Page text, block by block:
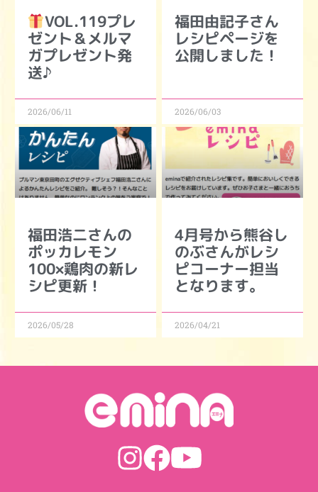
VOL.119プレ
ゼント＆メルマ
ガプレゼント発
送♪
2026/06/11
福田由記子さん
レシピページを
公開しました！
2026/06/03
福田浩二さんの
ポッカレモン
100×鶏肉の新レ
シピ更新！
2026/05/28
4月号から熊谷し
のぶさんがレシ
ピコーナー担当
となります。
2026/04/21